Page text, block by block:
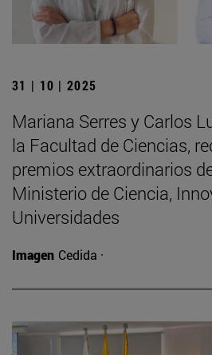
31 | 10 | 2025
Mariana Serres y Carlos
la Facultad de Ciencias,
premios extraordinarios
Ministerio de Ciencia,
Universidades
Imagen Cedida ·